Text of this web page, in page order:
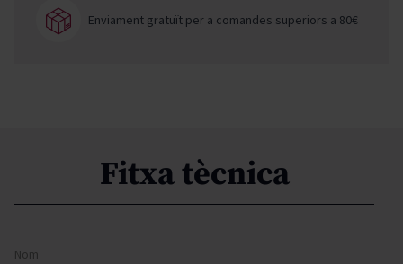
Enviament gratuït per a comandes superiors a 80€
Fitxa tècnica
Nom